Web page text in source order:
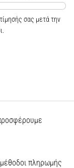
σας μετά την
πληρωμής